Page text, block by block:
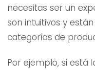
necesitas ser un
son intuitivos y
categorías de
Por ejemplo, si está